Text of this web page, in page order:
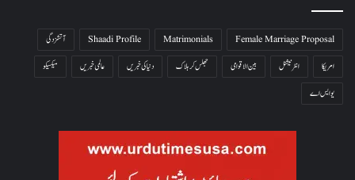
Female Marriage Proposal
Matrimonials
Shaadi Profile
آتشزدگی
امریکا
انٹرنیشنل بین الاقوامی جھلس کر ہلاک دنیا کی خبریں عالمی خبریں
میکسیکو
یو ایس اے